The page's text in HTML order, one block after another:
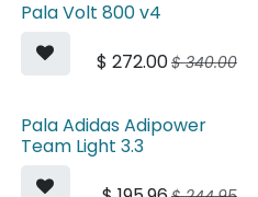
Pala Volt 800 v4
$ 272.00$340.00
Pala Adidas Adipower
Team Light 3.3